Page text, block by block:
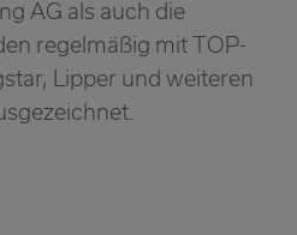
AG als auch die
regelmäßig mit TOP-
Lipper und weiteren